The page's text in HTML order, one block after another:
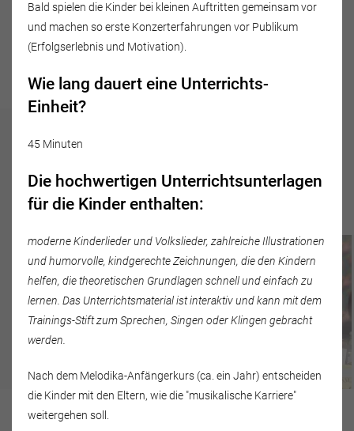
Deutschland
Tel.: 0177 2448431
Das „fröhliche"
Unterrichtsangebot umfasst:
ab 6 Jahren Kinder & Jugendliche
ab 1. Schulklasse
Bald spielen die Kinder bei kleinen Auftritten gemeinsam vor
und machen so erste Konzerterfahrungen vor Publikum
(Erfolgserlebnis und Motivation).
Wie lang dauert eine Unterrichts-
Einheit?
45 Minuten
Die hochwertigen Unterrichtsunterlagen
für die Kinder enthalten:
moderne Kinderlieder und Volkslieder, zahlreiche Illustrationen
und humorvolle, kindgerechte Zeichnungen, die den Kindern
helfen, die theoretischen Grundlagen schnell und einfach zu
lernen. Das Unterrichtsmaterial istinteraktivund kann mit dem
Trainings-Stiftzum Sprechen, Singen oder Klingen gebracht
werden.
Nach dem Melodika-Anfängerkurs (ca. ein Jahr) entscheiden
die Kinder mit den Eltern, wie die "musikalische Karriere"
weitergehen soll.